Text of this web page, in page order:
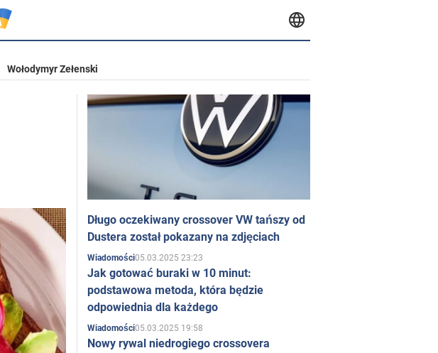
Wołodymyr Zełenski
Długo oczekiwany crossover VW tańszy od
Dustera został pokazany na zdjęciach
Wiadomości05.03.2025 23:23
Jak gotować buraki w 10 minut:
podstawowa metoda, która będzie
odpowiednia dla każdego
Wiadomości05.03.2025 19:58
Nowy rywal niedrogiego crossovera